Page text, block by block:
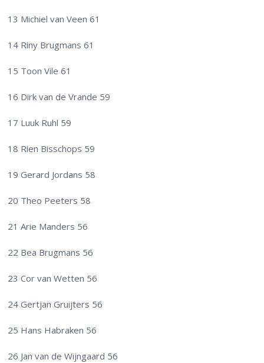
13 Michiel van Veen 61
14 Riny Brugmans 61
15 Toon Vile 61
16 Dirk van de Vrande 59
17 Luuk Ruhl 59
18 Rien Bisschops 59
19 Gerard Jordans 58
20 Theo Peeters 58
21 Arie Manders 56
22 Bea Brugmans 56
23 Cor van Wetten 56
24 Gertjan Gruijters 56
25 Hans Habraken 56
26 Jan van de Wijngaard 56